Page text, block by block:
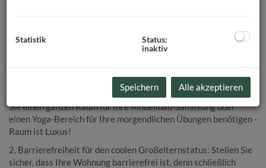
Sie auf begrenztem Raum gearbeitet haben, ist es Zeit für ein
Sie Ihre Hobbys und Leidenschaften ausleben können. Egal, ob
Sie einen ganzen Raum für Ihre Modellbau-Sammlung oder
einen Yoga-Bereich für Ihre morgendlichen Übungen benötigen -
Raum ist Luxus!
2. Barrierefreiheit für den coolen Großelternstatus: Stellen Sie
sicher, dass Ihre Wohnung barrierefrei ist, denn schließlich
Statistik
Status:
inaktiv
Speichern Alle akzeptieren